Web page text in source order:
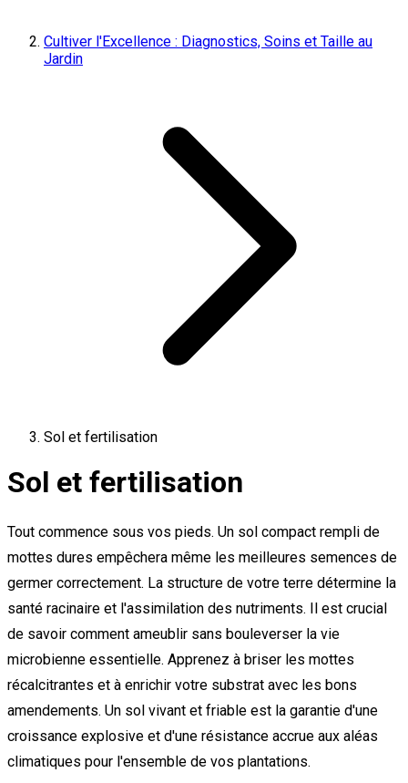
Cultiver l'Excellence : Diagnostics, Soins et Taille au
Jardin
Sol et fertilisation
Sol et fertilisation
Tout commence sous vos pieds. Un sol compact rempli de
mottes dures empêchera même les meilleures semences de
germer correctement. La structure de votre terre détermine la
santé racinaire et l'assimilation des nutriments. Il est crucial
de savoir comment ameublir sans bouleverser la vie
microbienne essentielle. Apprenez à briser les mottes
récalcitrantes et à enrichir votre substrat avec les bons
amendements. Un sol vivant et friable est la garantie d'une
croissance explosive et d'une résistance accrue aux aléas
climatiques pour l'ensemble de vos plantations.